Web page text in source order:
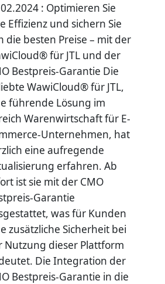
: Optimieren Sie
Effizienz und sichern Sie
die besten Preise – mit der
für JTL und der
Bestpreis-Garantie Die
WawiCloud® für JTL,
führende Lösung im
Warenwirtschaft für E-
Unternehmen, hat
eine aufregende
erfahren. Ab
ist sie mit der CMO
Garantie
was für Kunden
zusätzliche Sicherheit bei
Nutzung dieser Plattform
Die Integration der
Bestpreis-Garantie in die